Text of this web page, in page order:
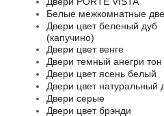
Белые межкомнатные
Двери цвет беленый дуб
(капучино)
Двери цвет венге
Двери темный анегри
Двери цвет ясень белый
Двери цвет натуральный
Двери серые
Двери цвет брэнди